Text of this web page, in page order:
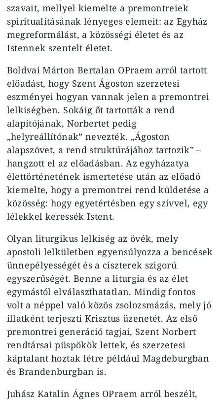
szavait, mellyel kiemelte a premontreiek
spiritualitásának lényeges elemeit: az Egyház
megreformálást, a közösségi életet és az
Istennek szentelt életet.
Boldvai Márton Bertalan OPraem arról tartott
előadást, hogy Szent Ágoston szerzetesi
eszményei hogyan vannak jelen a premontrei
lelkiségben. Sokáig őt tartották a rend
alapítójának, Norbertet pedig
„helyreállítónak” nevezték. „Ágoston
alapszövet, a rend struktúrájához tartozik” –
hangzott el az előadásban. Az egyházatya
élettörténetének ismertetése után az előadó
kiemelte, hogy a premontrei rend küldetése a
közösség: hogy egyetértésben egy szívvel, egy
lélekkel keressék Istent.
Olyan liturgikus lelkiség az övék, mely
apostoli lelkületben egyensúlyozza a bencések
ünnepélyességét és a ciszterek szigorú
egyszerűségét. Benne a liturgia és az élet
egymástól elválaszthatatlan. Mindig fontos
volt a néppel való közös zsolozsmázás, mely jó
illatként terjeszti Krisztus üzenetét. Az első
premontrei generáció tagjai, Szent Norbert
rendtársai püspökök lettek, és szerzetesi
káptalant hoztak létre például Magdeburgban
és Brandenburgban is.
Juhász Katalin Ágnes OPraem arról beszélt,